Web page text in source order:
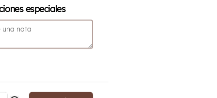
$4.700
especiales